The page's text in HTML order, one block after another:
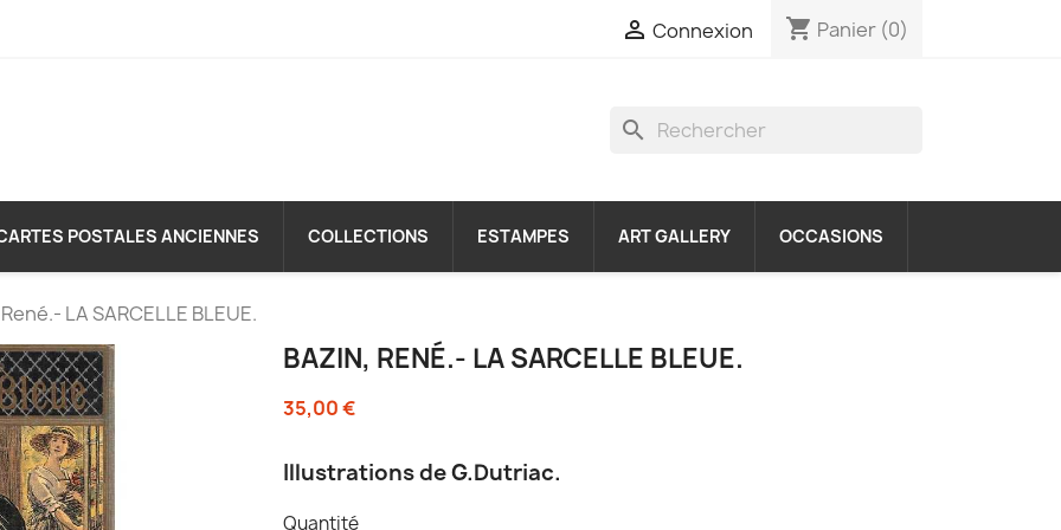
 Connexion shopping_cart Panier (0)
search
POSTALES ANCIENNES COLLECTIONS ESTAMPES ART GALLERY OCCASIONS
LA SARCELLE BLEUE.
BAZIN, RENÉ.- LA SARCELLE BLEUE.
35,00 €
Illustrations de G.Dutriac.
Quantité